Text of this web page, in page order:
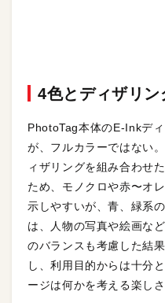
4色とディザリ
PhotoTag本体のE-Inkデ
が、フルカラーではない
ィザリングを組み合わせ
ため、モノクロや赤〜オ
示しやすいが、青、緑系
は、人物の写真や絵画な
のバランスも考慮した結
し、利用目的からは十分
ージは何かを考える楽しさ